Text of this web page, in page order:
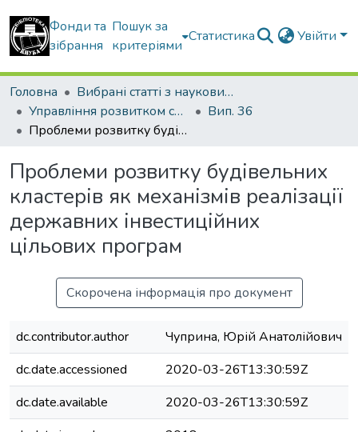
Фонди та
зібрання
Пошук за
критеріями
Статистика Увійти
Головна
Вибрані статті з наукових збірників КНУБА
Управління розвитком складних систем
Вип. 36
Проблеми розвитку будівельних кластерів як механізмів реалізації державних інвестиційних цільових програм
Проблеми розвитку будівельних
кластерів як механізмів реалізації
державних інвестиційних
цільових програм
Скорочена інформація про документ
dc.contributor.author
Чуприна, Юрій Анатолійович
dc.date.accessioned
2020-03-26T13:30:59Z
dc.date.available
2020-03-26T13:30:59Z